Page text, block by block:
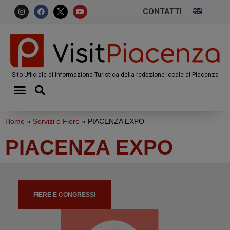
CONTATTI
Sito Ufficiale di Informazione Turistica della redazione locale di Piacenza
Home » Servizi e Fiere » PIACENZA EXPO
PIACENZA EXPO
FIERE E CONGRESSI